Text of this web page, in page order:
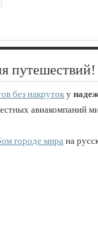
путешествий!
без накруток у
авиакомпаний
городе мира на